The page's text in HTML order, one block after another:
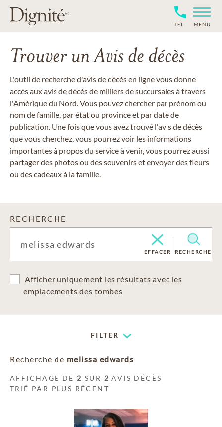
TÉL MENU
Trouver un Avis de décès
L'outil de recherche d'avis de décès en ligne vous donne
accès aux avis de décès de milliers de succursales à travers
l'Amérique du Nord. Vous pouvez chercher par prénom ou
nom de famille, par état ou province et par date de
publication. Une fois que vous avez trouvé l'avis de décès
que vous cherchez, vous pourrez voir les informations
importantes à propos du service à venir, vous pourrez aussi
partager des photos ou des souvenirs et envoyer des fleurs
ou des cadeaux à la famille.
RECHERCHE
EFFACER RECHERCHE
Afficher uniquement les résultats avec les
emplacements des tombes
FILTER
Recherche de melissa edwards
AFFICHAGE DE 2 SUR 2 AVIS DÉCÈS
TRIÉ PAR PLUS RÉCENT